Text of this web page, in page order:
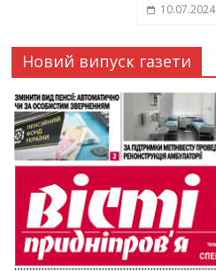
10.07.2024
Новий випуск газети